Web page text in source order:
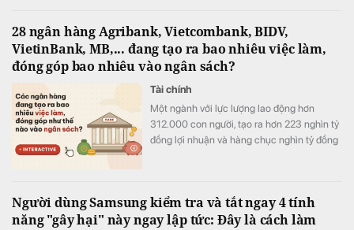
28 ngân hàng Agribank, Vietcombank, BIDV,
VietinBank, MB,... đang tạo ra bao nhiêu việc làm,
đóng góp bao nhiêu vào ngân sách?
Tài chính
Một ngành với lực lượng lao động hơn
312.000 con người, tạo ra hơn 223 nghìn tỷ
đồng lợi nhuận và hàng chục nghìn tỷ đồng
Người dùng Samsung kiểm tra và tắt ngay 4 tính
năng "gây hại" này ngay lập tức: Đây là cách làm